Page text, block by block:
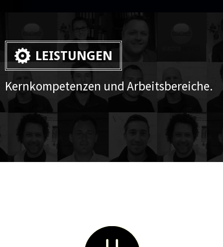
LEISTUNGEN
Kernkompetenzen und Arbeitsbereiche.